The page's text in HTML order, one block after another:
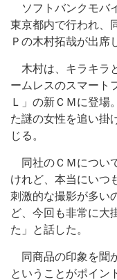
ソフトバンクモバ
東京都内で行われ、
Ｐの木村拓哉が出席
木村は、キラキラ
ームレスのスマート
Ｌ」の新ＣＭに登場
た謎の女性を追い掛
じる。
同社のＣＭについ
けれど、本当にいつ
刺激的な撮影が多い
ど、今回も非常に大
た」と話した。
同商品の印象を聞
ということがポイン